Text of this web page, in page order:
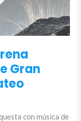
Gran
con música de